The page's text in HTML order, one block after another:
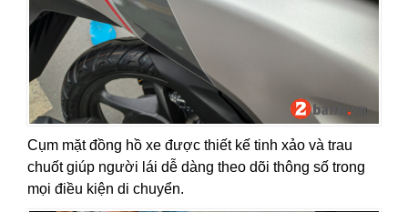
Cụm mặt đồng hồ xe được thiết kế tinh xảo và trau
chuốt giúp người lái dễ dàng theo dõi thông số trong
mọi điều kiện di chuyển.